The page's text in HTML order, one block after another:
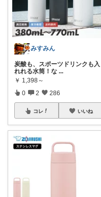
みすみん
炭酸も、スポーツドリンクも入
れれる水筒！な ...
￥ 1,398～
0 2 286
コレ いいね